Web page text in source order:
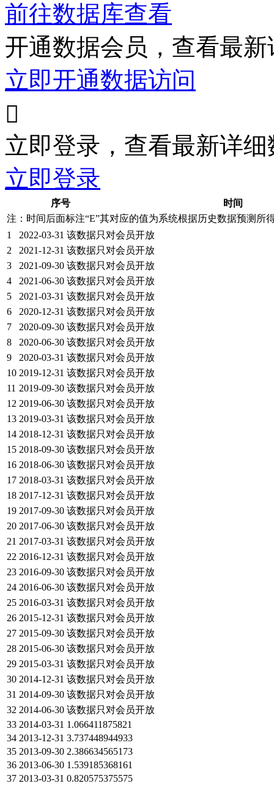
前往数据库查看
开通数据会员，查看最
立即开通数据访问

立即登录，查看最新详细
立即登录
序号
时间
注：时间后面标注“E”其对应的值为系统根据历史数据预测所
1
2022-03-31 该数据只对会员开放
2
2021-12-31 该数据只对会员开放
3
2021-09-30 该数据只对会员开放
4
2021-06-30 该数据只对会员开放
5
2021-03-31 该数据只对会员开放
6
2020-12-31 该数据只对会员开放
7
2020-09-30 该数据只对会员开放
8
2020-06-30 该数据只对会员开放
9
2020-03-31 该数据只对会员开放
10 2019-12-31 该数据只对会员开放
11 2019-09-30 该数据只对会员开放
12 2019-06-30 该数据只对会员开放
13 2019-03-31 该数据只对会员开放
14 2018-12-31 该数据只对会员开放
15 2018-09-30 该数据只对会员开放
16 2018-06-30 该数据只对会员开放
17 2018-03-31 该数据只对会员开放
18 2017-12-31 该数据只对会员开放
19 2017-09-30 该数据只对会员开放
20 2017-06-30 该数据只对会员开放
21 2017-03-31 该数据只对会员开放
22 2016-12-31 该数据只对会员开放
23 2016-09-30 该数据只对会员开放
24 2016-06-30 该数据只对会员开放
25 2016-03-31 该数据只对会员开放
26 2015-12-31 该数据只对会员开放
27 2015-09-30 该数据只对会员开放
28 2015-06-30 该数据只对会员开放
29 2015-03-31 该数据只对会员开放
30 2014-12-31 该数据只对会员开放
31 2014-09-30 该数据只对会员开放
32 2014-06-30 该数据只对会员开放
33 2014-03-31 1.066411875821
34 2013-12-31 3.737448944933
35 2013-09-30 2.386634565173
36 2013-06-30 1.539185368161
37 2013-03-31 0.820575375575